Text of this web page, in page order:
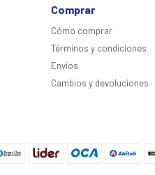
Comprar
Cómo comprar
Términos y condiciones
Envíos
Cambios y devoluciones